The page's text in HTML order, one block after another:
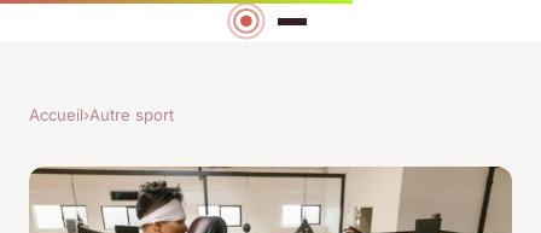
Accueil›Autre sport